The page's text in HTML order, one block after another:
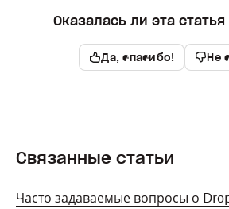
Оказалась ли эта
Да, спасибо! Не
Связанные статьи
Часто задаваемые вопросы о